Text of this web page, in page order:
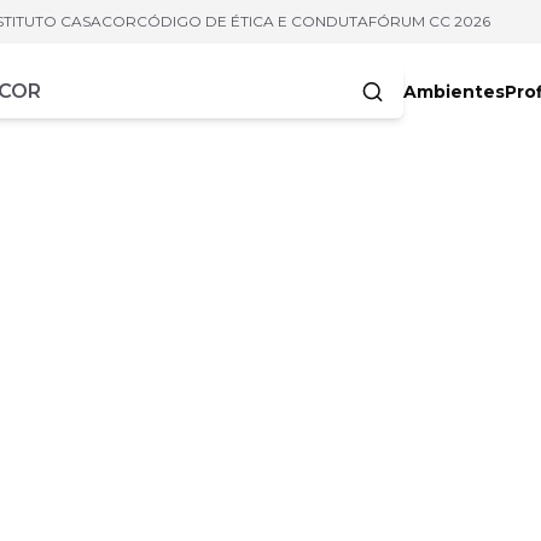
CASACORCÓDIGO DE ÉTICA E CONDUTAFÓRUM CC 2026
Ambientes